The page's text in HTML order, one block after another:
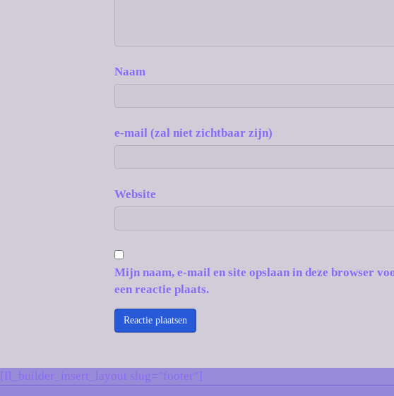
Naam
e-mail (zal niet zichtbaar zijn)
Website
Mijn naam, e-mail en site opslaan in deze browser
een reactie plaats.
[fl_builder_insert_layout slug="footer"]